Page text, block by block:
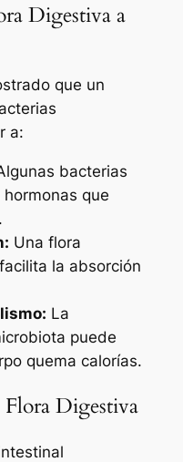
Digestiva a
que un
a:
bacterias
que
Una flora
la absorción
La
puede
quema calorías.
Digestiva